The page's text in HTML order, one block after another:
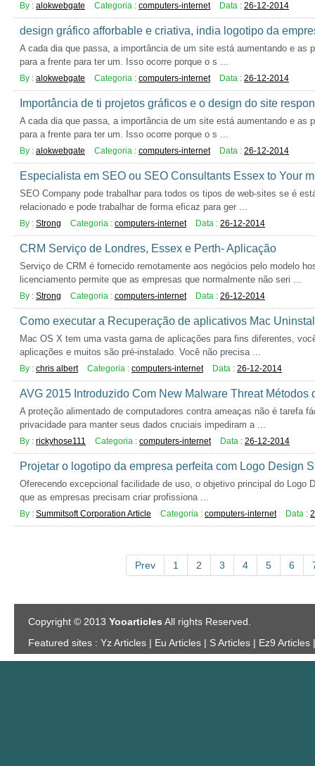
By : alokwebgate Categoria : computers-internet Data : 26-12-2014
design gráfico afforbable e criativa, india logotipo da
A cada dia que passa, a importância de um site está aumentando e as
para a frente para ter um. Isso ocorre porque o s ...
By : alokwebgate Categoria : computers-internet Data : 26-12-2014
Importância de ti projetos gráficos e o design do site
A cada dia que passa, a importância de um site está aumentando e as
para a frente para ter um. Isso ocorre porque o s ...
By : alokwebgate Categoria : computers-internet Data : 26-12-2014
Especialista em SEO ou SEO Consultants Essex to Your
SEO Company pode trabalhar para todos os tipos de web-sites se é
relacionado e pode trabalhar de forma eficaz para ger ...
By : Strong Categoria : computers-internet Data : 26-12-2014
CRM Serviço de Londres, Essex e Perth- Aplicação
Serviço de CRM é fornecido remotamente aos negócios pelo modelo
licenciamento permite que as empresas que normalmente não seri ...
By : Strong Categoria : computers-internet Data : 26-12-2014
Como executar a Recuperação de aplicativos Mac
Mac OS X tem uma vasta gama de aplicações para fins diferentes,
aplicações e muitos são pré-instalado. Você não precisa ...
By : chris albert Categoria : computers-internet Data : 26-12-2014
AVG 2015 Introduzido Com New Malware Threat Métodos
A proteção alimentado de computadores contra ameaças não é tarefa
privacidade para manter seus dados cruciais impediram a ...
By : rickyhose111 Categoria : computers-internet Data : 26-12-2014
Projetar o logotipo da empresa perfeita com Logo Design
Oferecendo excepcional facilidade de uso, o objetivo principal do Logo
que as empresas precisam criar profissiona ...
By : Summitsoft Corporation Article Categoria : computers-internet Data :
Prev 1 2 3 4 5 6
Copyright © 2013 Yooarticles All rights Reserved.
Featured sites : Yz Articles | Eu Articles | S Articles | Ez9